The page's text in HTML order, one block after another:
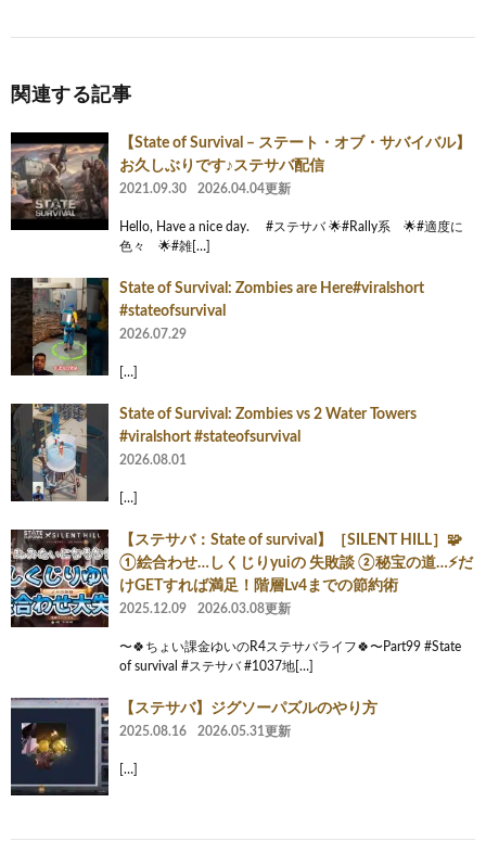
関連する記事
【State of Survival – ステート・オブ・サバイバル】
お久しぶりです♪ステサバ配信
2021.09.30 2026.04.04更新
Hello, Have a nice day. #ステサバ 🌟#Rally系 🌟#適度に
色々 🌟#雑[…]
State of Survival: Zombies are Here#viralshort
#stateofsurvival
2026.07.29
[…]
State of Survival: Zombies vs 2 Water Towers
#viralshort #stateofsurvival
2026.08.01
[…]
【ステサバ：State of survival】［SILENT HILL］🧩
①絵合わせ…しくじりyuiの 失敗談 ②秘宝の道…⚡️だ
けGETすれば満足！階層Lv4までの節約術
2025.12.09 2026.03.08更新
〜🍀ちょい課金ゆいのR4ステサバライフ🍀〜Part99 #State
of survival #ステサバ #1037地[…]
【ステサバ】ジグソーパズルのやり方
2025.08.16 2026.05.31更新
[…]